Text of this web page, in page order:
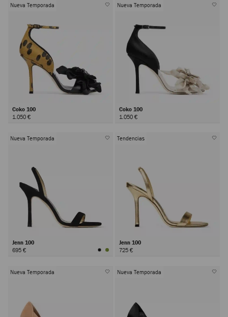
Nueva Temporada
Coko 100
1.050 €
Nueva Temporada
Coko 100
1.050 €
Nueva Temporada
Jenn 100
695 €
Tendencias
Jenn 100
725 €
Nueva Temporada Nueva Temporada